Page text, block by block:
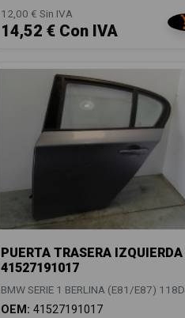
12,00 € Sin IVA
14,52 € Con IVA
PUERTA TRASERA IZQUIERDA
41527191017
BMW SERIE 1 BERLINA (E81/E87) 118D
OEM: 41527191017